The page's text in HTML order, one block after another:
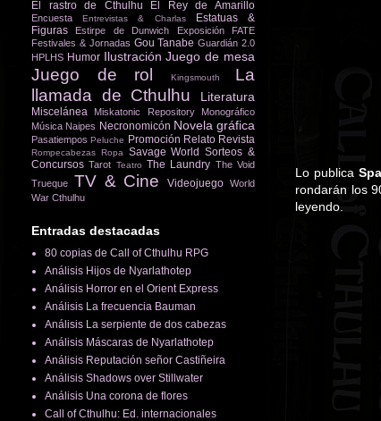
Lo publica
rondarán los
leyendo.
El rastro de Cthulhu El Rey de Amarillo
Encuesta Entrevistas & Charlas
Estatuas &
Figuras
Estirpe de Dunwich Exposición
FATE
Festivales & Jornadas Gou Tanabe Guardián 2.0
HPLHS Humor Ilustración Juego de mesa
Juego de rol Kingsmouth
La
llamada de Cthulhu
Literatura
Miscelánea Miskatonic Repository
Monográfico
Música Naipes Necronomicón Novela gráfica
Pasatiempos Peluche Promoción Relato Revista
Rompecabezas Ropa Savage World Sorteos &
Concursos Tarot Teatro The Laundry The Void
Trueque TV & Cine Videojuego World
War Cthulhu
Entradas destacadas
80 copias de Call of Cthulhu RPG
Análisis Hijos de Nyarlathotep
Análisis Horror en el Orient Express
Análisis La frecuencia Bauman
Análisis La serpiente de dos cabezas
Análisis Máscaras de Nyarlathotep
Análisis Reputación señor Castiñeira
Análisis Shadows over Stillwater
Análisis Una corona de flores
Call of Cthulhu: Ed. internacionales